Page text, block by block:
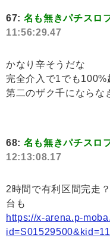
67: 名も無きパチスロ
11:56:29.47
かなり辛そうだな
完全介入で1でも100%
第二のザク千にならな
68: 名も無きパチスロ
12:13:08.17
2時間で有利区間完走
台も
https://x-arena.p-
id=S01529500&kid=11